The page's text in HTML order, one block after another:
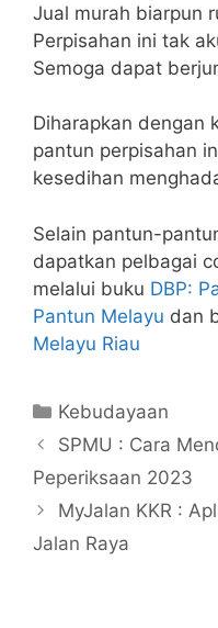
Jual murah biarpun
Perpisahan ini tak
Semoga dapat
Diharapkan dengan
pantun perpisahan
kesedihan
Selain pantun-
dapatkan pelbagai
melalui buku DBP:
Pantun Melayu dan
Melayu Riau
Categories
Kebudayaan
SPMU : Cara
Peperiksaan 2023
MyJalan KKR :
Jalan Raya